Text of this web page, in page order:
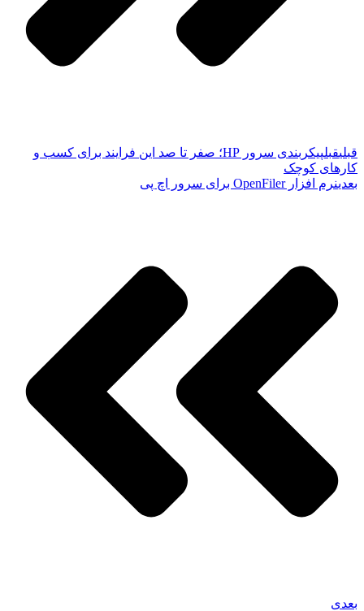
قبلیقبل
پیکربندی سرور HP؛ صفر تا صد این فرایند برای کسب و
کارهای کوچک
بعدینرم افزار OpenFiler برای سرور اچ پی
بعدی